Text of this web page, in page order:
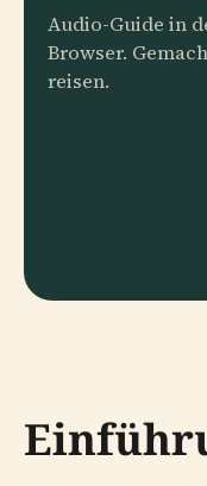
Audio-Guide in
Browser.
reisen.